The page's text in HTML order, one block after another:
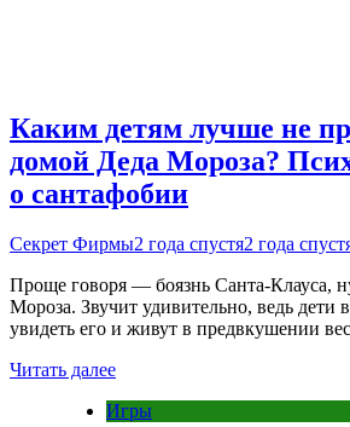
Каким детям лучше не
домой Деда Мороза?
о сантафобии
Секрет Фирмы2 года спустя2 года
Проще говоря — боязнь Санта-Клауса,
Мороза. Звучит удивительно, ведь
увидеть его и живут в предвкушении
Читать далее
Игры